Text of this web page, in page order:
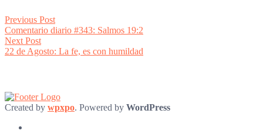
Post
navigation
Previous PostPrevious
post:
Comentario diario #343: Salmos 19:2
Next PostNext
post:
22 de Agosto: La fe, es con humildad
Created by wpxpo. Powered by WordPress